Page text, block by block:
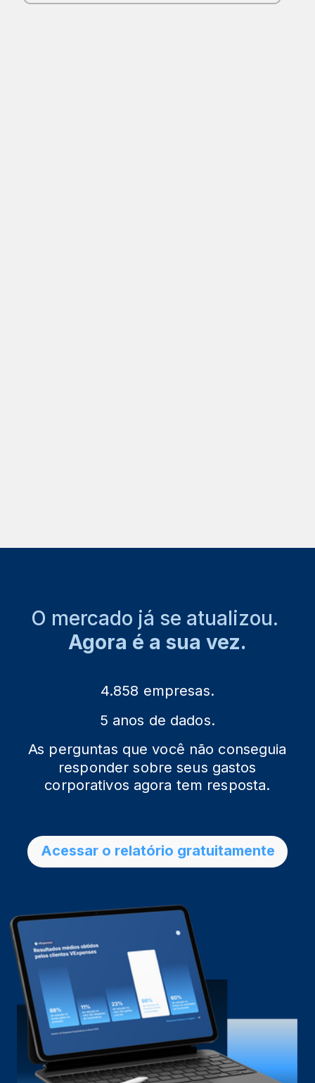
O mercado já se atualizou.
Agora é a sua vez.
Acessar o relatório gratuitamente
4.858 empresas.
5 anos de dados.
As perguntas que você não conseguia
responder sobre seus gastos
corporativos agora tem resposta.